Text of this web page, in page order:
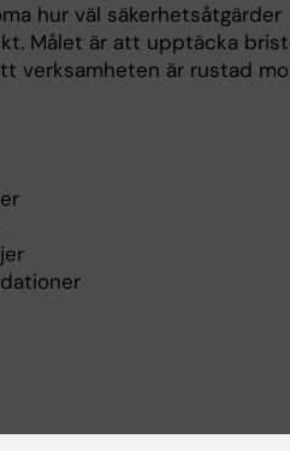
hur väl säkerhetsåtgärder
Målet är att upptäcka
verksamheten är rustad